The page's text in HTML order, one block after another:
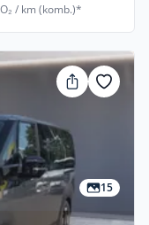
/ km (komb.)*
15